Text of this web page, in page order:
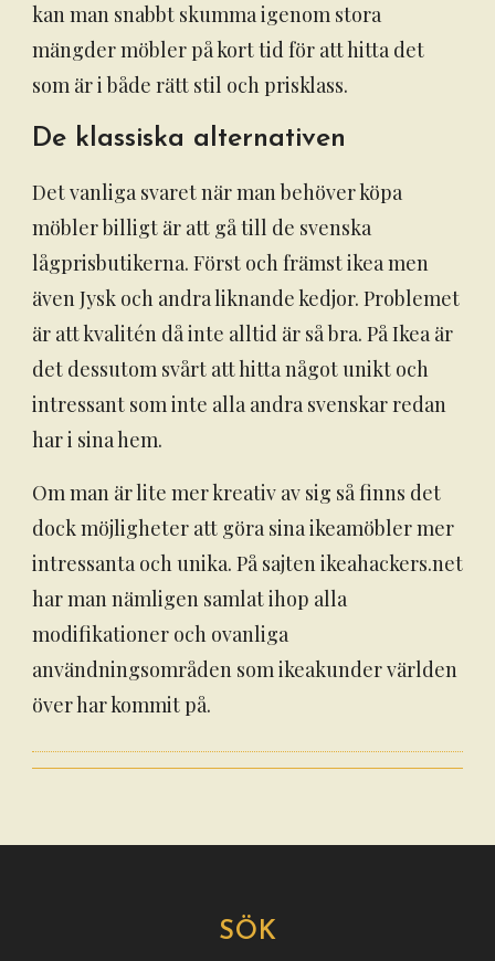
kan man snabbt skumma igenom stora
mängder möbler på kort tid för att hitta det
som är i både rätt stil och prisklass.
De klassiska alternativen
Det vanliga svaret när man behöver köpa
möbler billigt är att gå till de svenska
lågprisbutikerna. Först och främst ikea men
även Jysk och andra liknande kedjor. Problemet
är att kvalitén då inte alltid är så bra. På Ikea är
det dessutom svårt att hitta något unikt och
intressant som inte alla andra svenskar redan
har i sina hem.
Om man är lite mer kreativ av sig så finns det
dock möjligheter att göra sina ikeamöbler mer
intressanta och unika. På sajten ikeahackers.net
har man nämligen samlat ihop alla
modifikationer och ovanliga
användningsområden som ikeakunder världen
över har kommit på.
SÖK